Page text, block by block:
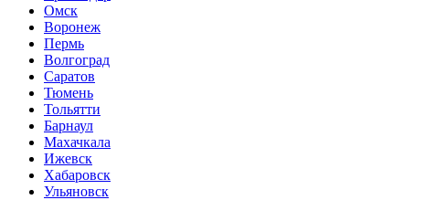
Омск
Воронеж
Пермь
Волгоград
Саратов
Тюмень
Тольятти
Барнаул
Махачкала
Ижевск
Хабаровск
Ульяновск